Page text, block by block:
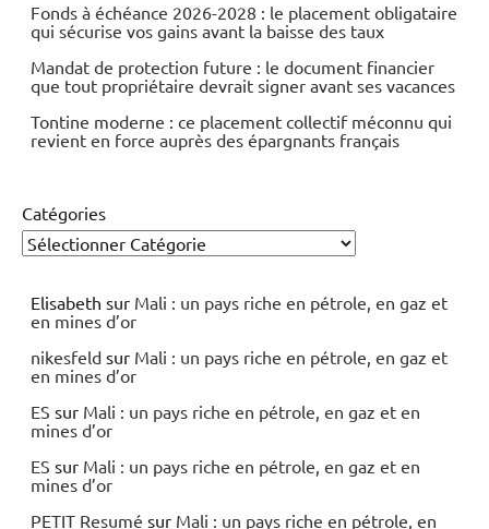
Fonds à échéance 2026-2028 : le placement obligataire
qui sécurise vos gains avant la baisse des taux
Mandat de protection future : le document financier
que tout propriétaire devrait signer avant ses vacances
Tontine moderne : ce placement collectif méconnu qui
revient en force auprès des épargnants français
Catégories
Elisabeth sur Mali : un pays riche en pétrole, en gaz et
en mines d’or
nikesfeld sur Mali : un pays riche en pétrole, en gaz et
en mines d’or
ES sur Mali : un pays riche en pétrole, en gaz et en
mines d’or
ES sur Mali : un pays riche en pétrole, en gaz et en
mines d’or
PETIT Resumé sur Mali : un pays riche en pétrole, en